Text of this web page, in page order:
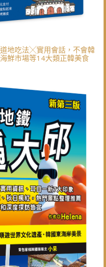
地吃法╳實用會話，不會韓
鮮市場等14大類正韓美食